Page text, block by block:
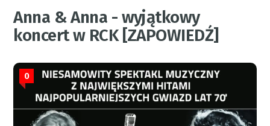
Anna & Anna - wyjątkowy
koncert w RCK [ZAPOWIEDŹ]
0